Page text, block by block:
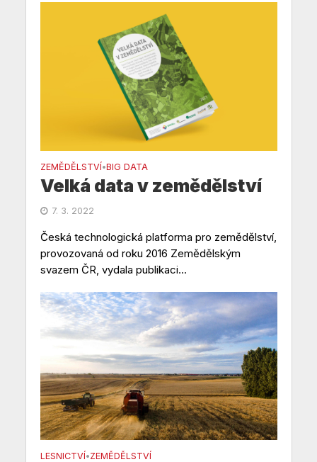
ZEMĚDĚLSTVÍ•BIG DATA
Velká data v zemědělství
7. 3. 2022
Česká technologická platforma pro zemědělství,
provozovaná od roku 2016 Zemědělským
svazem ČR, vydala publikaci...
LESNICTVÍ•ZEMĚDĚLSTVÍ